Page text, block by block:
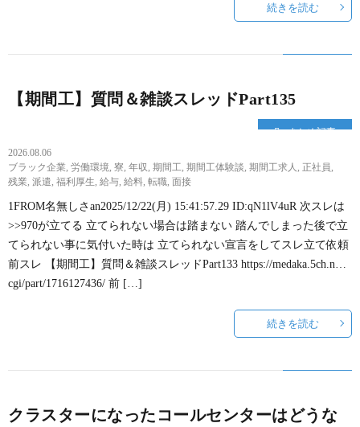
続きを読む
【期間工】質問＆雑談スレッドPart135
まとめ記事
2026.08.06
ブラック企業 労働環境 寮 年収 期間工 期間工体験談 期間工求人 正社員
残業 派遣 福利厚生 給与 給料 転職 面接
1FROM名無しさan2025/12/22(月) 15:41:57.29 ID:qN1lV4uR 次スレは
>>970が立てる 立てられない場合は踏まない 踏んでしまった後で立
てられない事に気付いた時は 立てられない宣言をしてスレ立て依頼
前スレ 【期間工】質問＆雑談スレッドPart133 https://medaka.5ch.n…
cgi/part/1716127436/ 前 […]
続きを読む
クラスターになったコールセンターはどうな